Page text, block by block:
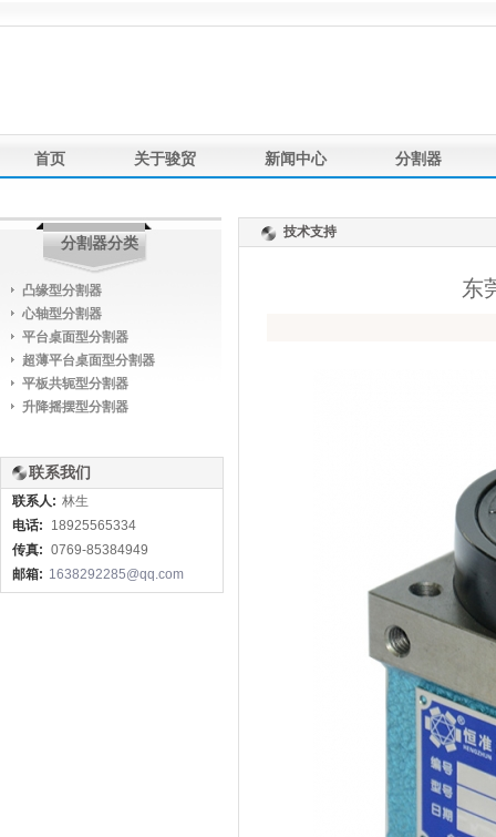
首页 关于骏贸 新闻中心 分割器
产品应用 联系我们 友情链接
技术支持
东
分割器分类
凸缘型分割器
心轴型分割器
平台桌面型分割器
超薄平台桌面型分割器
平板共轭型分割器
升降摇摆型分割器
联系我们
联系人: 林生
电话:
18925565334
传真: 0769-85384949
邮箱: 1638292285@qq.com